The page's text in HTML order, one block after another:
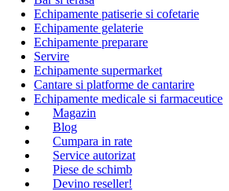
Echipamente patiserie si cofetarie
Echipamente gelaterie
Echipamente preparare
Servire
Echipamente supermarket
Cantare si platforme de cantarire
Echipamente medicale si farmaceutice
Magazin
Blog
Cumpara in rate
Service autorizat
Piese de schimb
Devino reseller!